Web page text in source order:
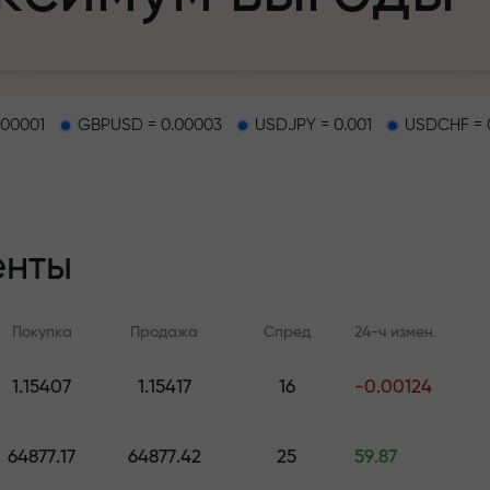
на трассе
GBPUSD = 0.00003 USDJPY = 0.001 USDCHF
Покупка Продажа Спред 24-ч измен.
1.15407 1.15417 16 -0.00124
64877.17 64877.42 25 59.87
курсы и вебинары для всех
Форекс, крипто и